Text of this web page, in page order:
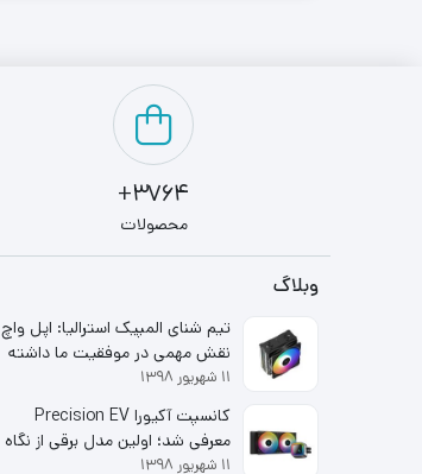
3764+
محصولات
وبلاگ
تیم شنای المپیک استرالیا: اپل واچ
نقش مهمی در موفقیت ما داشته
است
۱۱ شهریور ۱۳۹۸
کانسپت آکیورا Precision EV
معرفی شد؛ اولین مدل برقی از نگاه
شاخه لوکس هوندا
۱۱ شهریور ۱۳۹۸